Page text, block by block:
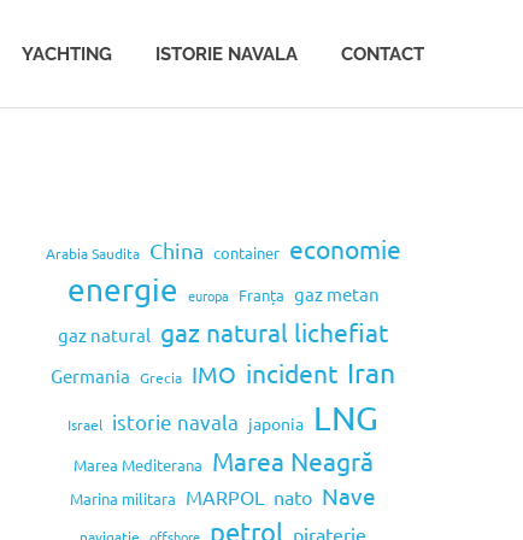
YACHTING ISTORIE NAVALA CONTACT
Arabia Saudita China container economie
energie europa Franța gaz metan
gaz natural gaz natural lichefiat
Germania Grecia IMO incident Iran
Israel istorie navala japonia LNG
Marea Mediterana Marea Neagră
Marina militara MARPOL nato Nave
navigatie offshore petrol piraterie